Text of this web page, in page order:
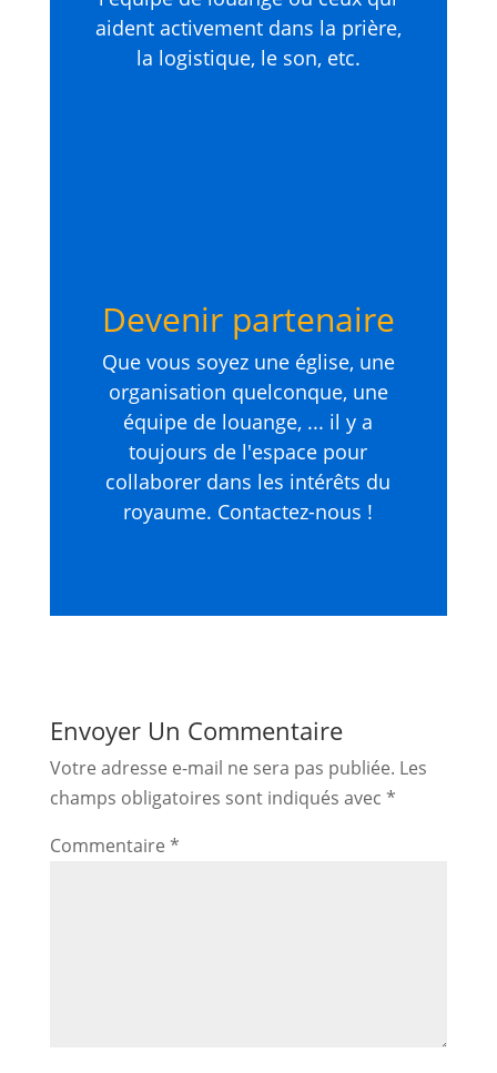
aident activement dans la prière,
la logistique, le son, etc.
Devenir partenaire
Que vous soyez une église, une
organisation quelconque, une
équipe de louange, ... il y a
toujours de l'espace pour
collaborer dans les intérêts du
royaume. Contactez-nous !
Envoyer Un Commentaire
Votre adresse e-mail ne sera pas publiée. Les
champs obligatoires sont indiqués avec *
Commentaire *